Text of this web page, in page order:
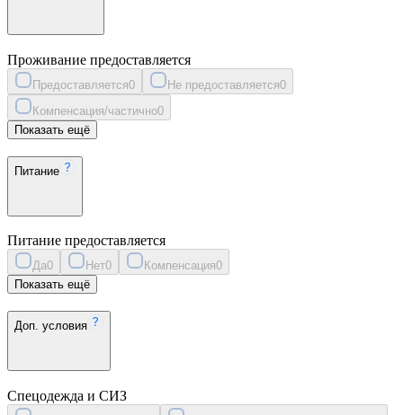
Проживание предоставляется
Предоставляется0 Не предоставляется0
Компенсация/частично0
Показать ещё
Питание
Питание предоставляется
Да0 Нет0 Компенсация0
Показать ещё
Доп. условия
Спецодежда и СИЗ